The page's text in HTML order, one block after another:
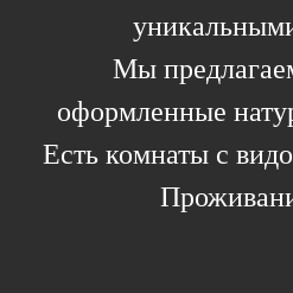
Мы
оформленные
Есть комнаты с